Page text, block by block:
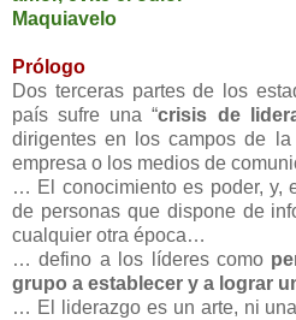
Maquiavelo
Prólogo
Dos terceras partes de los
país sufre una “crisis de
dirigentes en los campos de
empresa o los medios de
… El conocimiento es poder, y,
de personas que dispone de
cualquier otra época…
… defino a los líderes como
grupo a establecer y a lograr
… El liderazgo es un arte, ni